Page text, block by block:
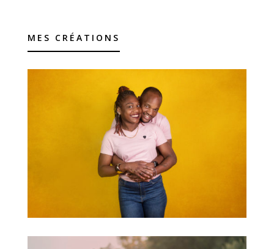
MES CRÉATIONS